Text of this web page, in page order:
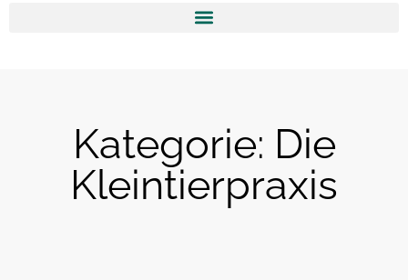
Kategorie: Die
Kleintierpraxis